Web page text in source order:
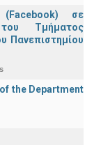
σε
Τμήματος
Πανεπιστημίου
the Department